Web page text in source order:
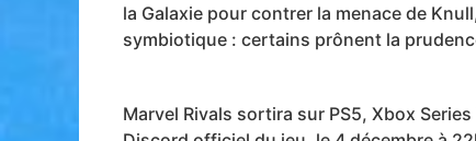
la Galaxie pour contrer la menace de
symbiotique : certains prônent la
Marvel Rivals sortira sur PS5, Xbox